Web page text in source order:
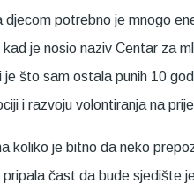
djecom potrebno je mnogo
je nosio naziv Centar za
što sam ostala punih 10
i razvoju volontiranja na
koliko je bitno da neko
čast da bude sjedište